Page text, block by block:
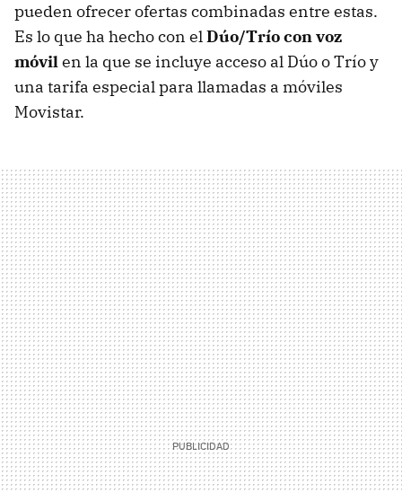
pueden ofrecer ofertas combinadas entre estas.
Es lo que ha hecho con elDúo/Trío con voz
móvilen la que se incluye acceso al Dúo o Trío y
una tarifa especial para llamadas a móviles
Movistar.